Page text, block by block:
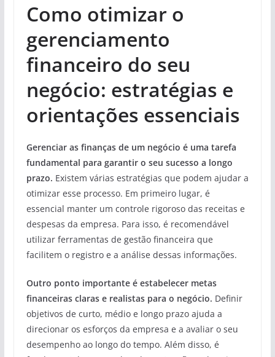
Como otimizar o
gerenciamento
financeiro do seu
negócio: estratégias e
orientações essenciais
Gerenciar as finanças de um negócio é uma tarefa
fundamental para garantir o seu sucesso a longo
prazo. Existem várias estratégias que podem ajudar a
otimizar esse processo. Em primeiro lugar, é
essencial manter um controle rigoroso das receitas e
despesas da empresa. Para isso, é recomendável
utilizar ferramentas de gestão financeira que
facilitem o registro e a análise dessas informações.
Outro ponto importante é estabelecer metas
financeiras claras e realistas para o negócio. Definir
objetivos de curto, médio e longo prazo ajuda a
direcionar os esforços da empresa e a avaliar o seu
desempenho ao longo do tempo. Além disso, é